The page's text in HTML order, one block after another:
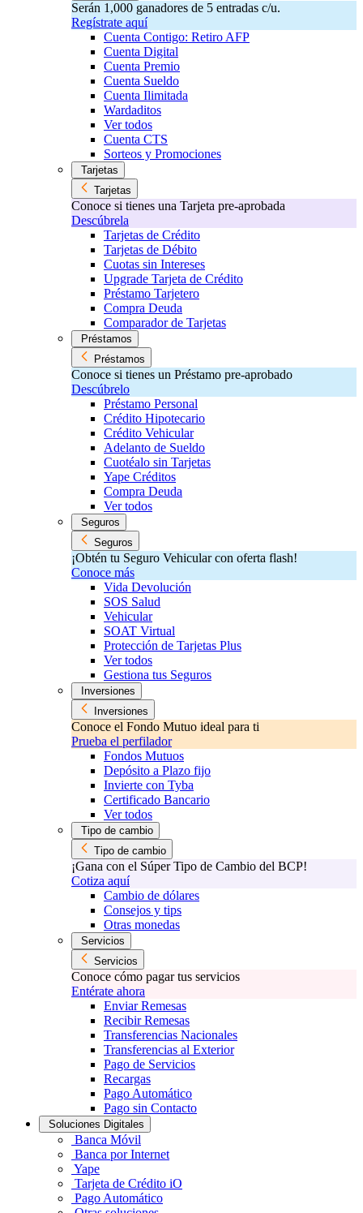
Serán 1,000 ganadores de 5 entradas c/u.
Regístrate aquí
Cuenta Contigo: Retiro AFP
Cuenta Digital
Cuenta Premio
Cuenta Sueldo
Cuenta Ilimitada
Wardaditos
Ver todos
Cuenta CTS
Sorteos y Promociones
Tarjetas
Tarjetas
Conoce si tienes una Tarjeta pre-aprobada
Descúbrela
Tarjetas de Crédito
Tarjetas de Débito
Cuotas sin Intereses
Upgrade Tarjeta de Crédito
Préstamo Tarjetero
Compra Deuda
Comparador de Tarjetas
Préstamos
Préstamos
Conoce si tienes un Préstamo pre-aprobado
Descúbrelo
Préstamo Personal
Crédito Hipotecario
Crédito Vehicular
Adelanto de Sueldo
Cuotéalo sin Tarjetas
Yape Créditos
Compra Deuda
Ver todos
Seguros
Seguros
¡Obtén tu Seguro Vehicular con oferta flash!
Conoce más
Vida Devolución
SOS Salud
Vehicular
SOAT Virtual
Protección de Tarjetas Plus
Ver todos
Gestiona tus Seguros
Inversiones
Inversiones
Conoce el Fondo Mutuo ideal para ti
Prueba el perfilador
Fondos Mutuos
Depósito a Plazo fijo
Invierte con Tyba
Certificado Bancario
Ver todos
Tipo de cambio
Tipo de cambio
¡Gana con el Súper Tipo de Cambio del BCP!
Cotiza aquí
Cambio de dólares
Consejos y tips
Otras monedas
Servicios
Servicios
Conoce cómo pagar tus servicios
Entérate ahora
Enviar Remesas
Recibir Remesas
Transferencias Nacionales
Transferencias al Exterior
Pago de Servicios
Recargas
Pago Automático
Pago sin Contacto
Soluciones Digitales
Banca Móvil
Banca por Internet
Yape
Tarjeta de Crédito iO
Pago Automático